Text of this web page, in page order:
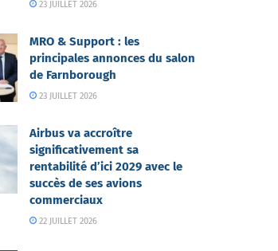
23 JUILLET 2026
MRO & Support : les
principales annonces du salon
de Farnborough
23 JUILLET 2026
Airbus va accroître
significativement sa
rentabilité d’ici 2029 avec le
succès de ses avions
commerciaux
22 JUILLET 2026